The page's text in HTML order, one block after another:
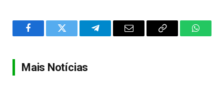
FacebookTwitter TelegramEmail
Copy
Mais Notícias